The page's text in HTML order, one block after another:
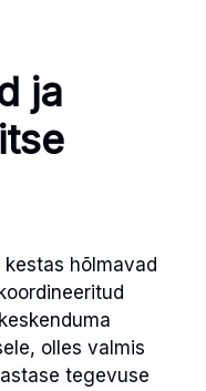
ja
hõlmavad
olles valmis
tegevuse